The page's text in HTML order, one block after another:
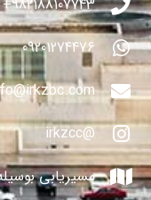
982188107743+
09201274476
@irkzcc
مسیریابی